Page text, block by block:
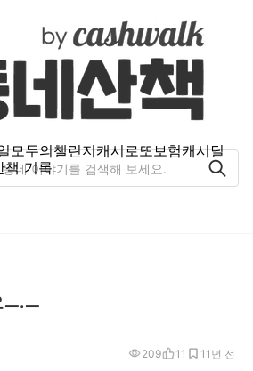
모두의챌린지캐시로또보험캐시딜
책 기록
.ㅡ
1년 전
209 11 1